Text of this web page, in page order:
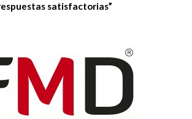
satisfactorias”